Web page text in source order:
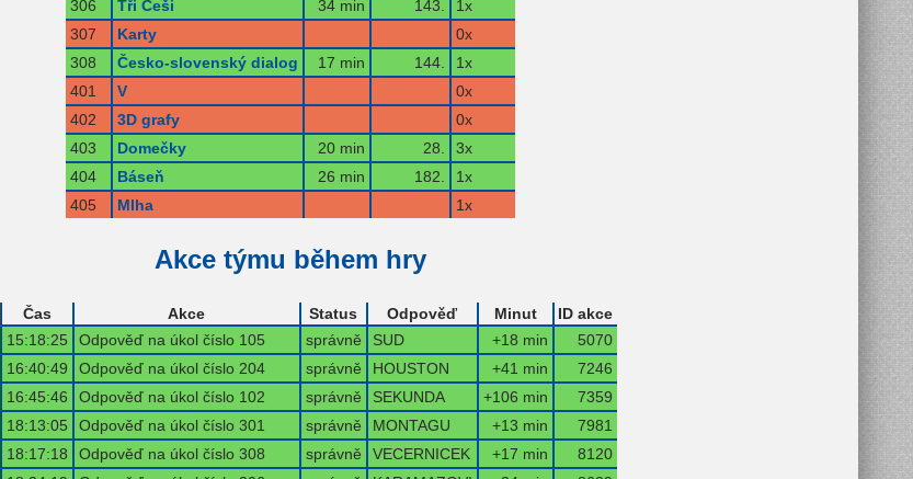
306
Tři Češi 34 min 143.
1x
307
Karty
0x
308
Česko-slovenský dialog 17 min 144.
1x
401
V
0x
402
3D grafy
0x
403
Domečky 20 min 28.
3x
404
Báseň 26 min 182.
1x
405
Mlha 1x
Akce týmu během hry
Čas Akce Status Odpověď Minut
ID akce
15:18:25 Odpověď na úkol číslo 105 správně SUD +18 min
5070
16:40:49 Odpověď na úkol číslo 204 správně HOUSTON +41 min
7246
16:45:46 Odpověď na úkol číslo 102 správně SEKUNDA +106 min
7359
18:13:05 Odpověď na úkol číslo 301 správně MONTAGU +13 min
7981
18:17:18 Odpověď na úkol číslo 308 správně VECERNICEK +17 min
8120